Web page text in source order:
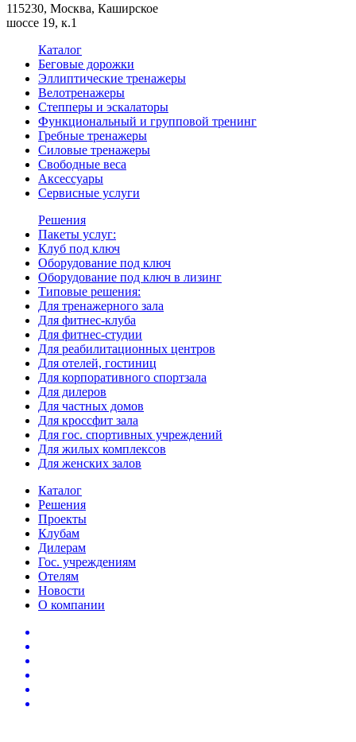
115230, Москва, Каширское
шоссе 19, к.1
Каталог
Беговые дорожки
Эллиптические тренажеры
Велотренажеры
Степперы и эскалаторы
Функциональный и групповой тренинг
Гребные тренажеры
Силовые тренажеры
Свободные веса
Аксессуары
Сервисные услуги
Решения
Пакеты услуг:
Клуб под ключ
Оборудование под ключ
Оборудование под ключ в лизинг
Типовые решения:
Для тренажерного зала
Для фитнес-клуба
Для фитнес-студии
Для реабилитационных центров
Для отелей, гостиниц
Для корпоративного спортзала
Для дилеров
Для частных домов
Для кроссфит зала
Для гос. спортивных учреждений
Для жилых комплексов
Для женских залов
Каталог
Решения
Проекты
Клубам
Дилерам
Гос. учреждениям
Отелям
Новости
О компании